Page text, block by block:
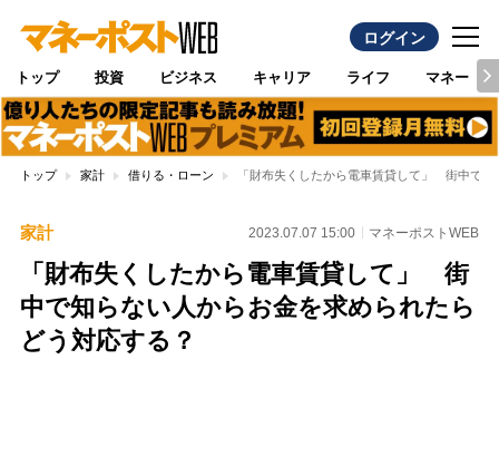
ログイン
トップ 投資 ビジネス キャリア ライフ マネー
トップ 家計 借りる・ローン 「財布失くしたから電車賃貸して」 街中で
家計 2023.07.07 15:00 マネーポストWEB
「財布失くしたから電車賃貸して」 街
中で知らない人からお金を求められたら
どう対応する？